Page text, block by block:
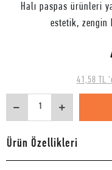
Halı paspas ürünleri
estetik, zengin
41,58 TL
Ürün Özellikleri